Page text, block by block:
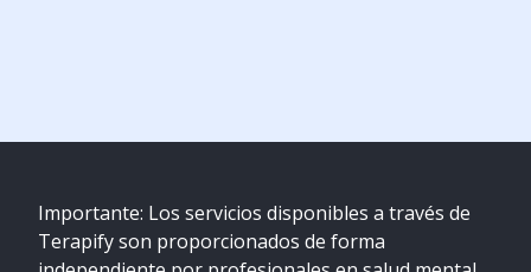
Importante: Los servicios disponibles a través de
Terapify son proporcionados de forma